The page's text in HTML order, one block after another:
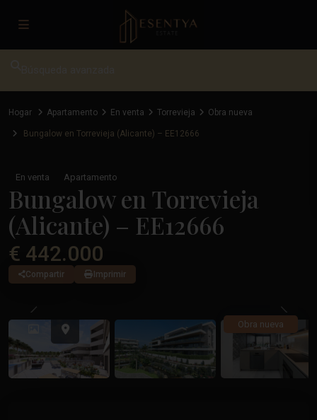
Hogar Apartamento En venta Torrevieja Obra nueva
Bungalow en Torrevieja (Alicante) – EE12666
En venta Apartamento
Bungalow en Torrevieja
(Alicante) – EE12666
€ 442.000
Compartir Imprimir
Obra nueva
Anterior